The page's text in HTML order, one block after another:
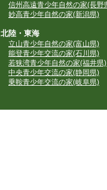
信州高遠青少年自然の家(長野
妙高青少年自然の家(新潟県)
北陸・東海
立山青少年自然の家(富山県)
能登青少年交流の家(石川県)
若狭湾青少年自然の家(福井県)
中央青少年交流の家(静岡県)
乗鞍青少年交流の家(岐阜県)